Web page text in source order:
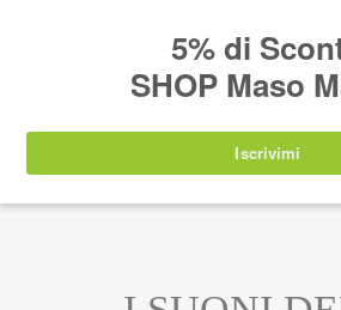
IT EN
nuovamente disponibili a
agosto 2026.